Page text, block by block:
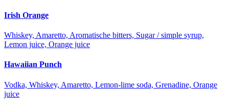
Irish Orange
Whiskey, Amaretto, Aromatische bitters, Sugar / simple syrup,
Lemon juice, Orange juice
Hawaiian Punch
Vodka, Whiskey, Amaretto, Lemon-lime soda, Grenadine, Orange
juice